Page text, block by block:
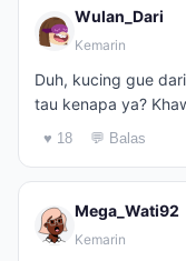
Wulan_Dari
Kemarin
Duh, kucing gue
tau kenapa ya?
♥ 18 💬 Balas
Mega_Wati92
Kemarin